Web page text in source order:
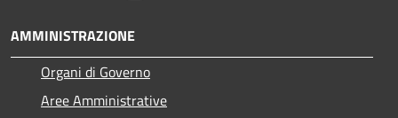
AMMINISTRAZIONE
Organi di Governo
Aree Amministrative